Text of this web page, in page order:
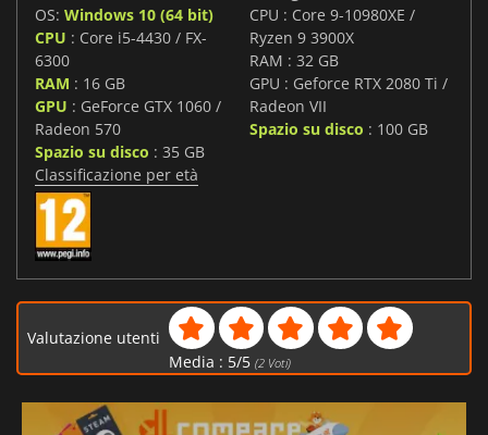
OS: Windows 10 (64 bit)
CPU : Core i5-4430 / FX-
6300
RAM : 16 GB
GPU : GeForce GTX 1060 /
Radeon 570
Spazio su disco : 35 GB
CPU : Core 9-10980XE /
Ryzen 9 3900X
RAM : 32 GB
GPU : Geforce RTX 2080 Ti /
Radeon VII
Spazio su disco : 100 GB
Classificazione per età
Valutazione utenti
Media : 5/5 (2Voti)